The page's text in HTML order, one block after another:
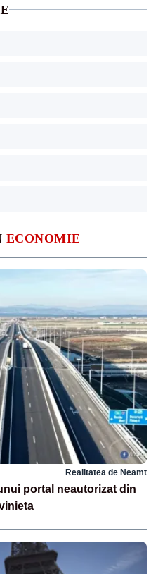
ECONOMIE
Realitatea de Neamt
portal neautorizat din